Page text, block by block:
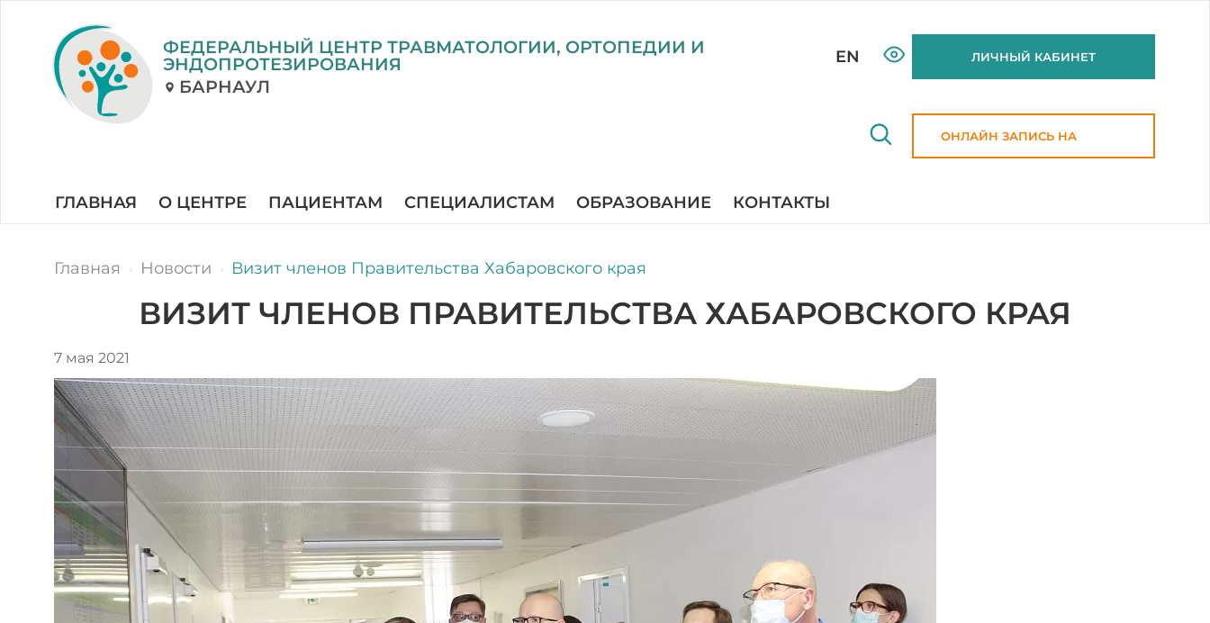
ФЕДЕРАЛЬНЫЙ ЦЕНТР ТРАВМАТОЛОГИИ, ОРТОПЕДИИ И
ЭНДОПРОТЕЗИРОВАНИЯ
БАРНАУЛ
EN ЛИЧНЫЙ КАБИНЕТ
ОНЛАЙН ЗАПИСЬ НА
ГЛАВНАЯ О ЦЕНТРЕ ПАЦИЕНТАМ СПЕЦИАЛИСТАМ ОБРАЗОВАНИЕ КОНТАКТЫ
Главная Новости Визит членов Правительства Хабаровского края
ВИЗИТ ЧЛЕНОВ ПРАВИТЕЛЬСТВА ХАБАРОВСКОГО КРАЯ
7 мая 2021